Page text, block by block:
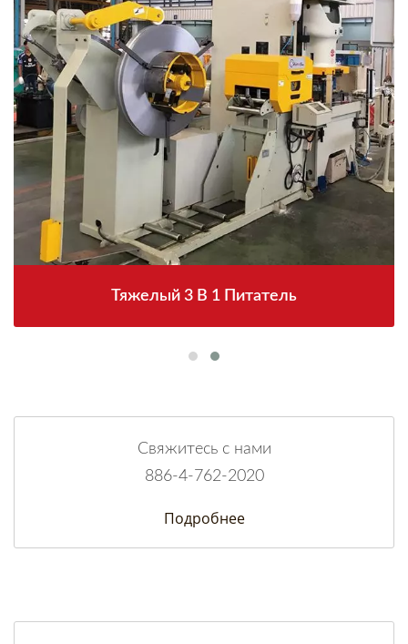
Тяжелый 3 В 1 Питатель
Свяжитесь с нами
886-4-762-2020
Подробнее